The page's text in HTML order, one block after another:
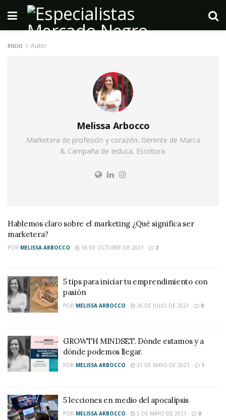
Inicio Autor
Melissa Arbocco
Marketera de profesión y corazón. Gerente de Marca
& Campaña de Ieduca. Escritora.
Hablemos claro sobre el marketing ¿Qué significa ser
marketera?
POR MELISSA ARBOCCO 18 DE OCTUBRE DE 2021 2
5 tips para iniciar tu emprendimiento con
pasión
POR MELISSA ARBOCCO 26 DE JULIO DE 2021 0
GROWTH MINDSET. Dónde estamos y a
dónde podemos llegar.
POR MELISSA ARBOCCO 31 DE MAYO DE 2021 1
5 lecciones en medio del apocalípsis
POR MELISSA ARBOCCO 5 DE MAYO DE 2021 0